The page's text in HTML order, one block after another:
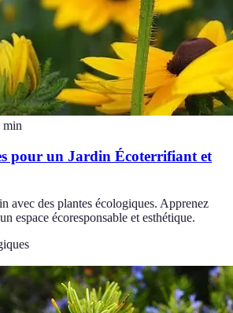
min
pour un Jardin Écoterrifiant et
avec des plantes écologiques. Apprenez
espace écoresponsable et esthétique.